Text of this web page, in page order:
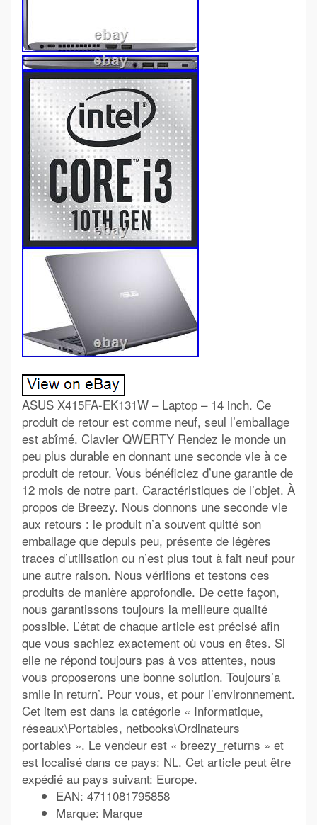
ASUS X415FA-EK131W – Laptop – 14 inch. Ce
produit de retour est comme neuf, seul l’emballage
est abîmé. Clavier QWERTY Rendez le monde un
peu plus durable en donnant une seconde vie à ce
produit de retour. Vous bénéficiez d’une garantie de
12 mois de notre part. Caractéristiques de l’objet. À
propos de Breezy. Nous donnons une seconde vie
aux retours : le produit n’a souvent quitté son
emballage que depuis peu, présente de légères
traces d’utilisation ou n’est plus tout à fait neuf pour
une autre raison. Nous vérifions et testons ces
produits de manière approfondie. De cette façon,
nous garantissons toujours la meilleure qualité
possible. L’état de chaque article est précisé afin
que vous sachiez exactement où vous en êtes. Si
elle ne répond toujours pas à vos attentes, nous
vous proposerons une bonne solution. Toujours’a
smile in return’. Pour vous, et pour l’environnement.
Cet item est dans la catégorie « Informatique,
réseaux\Portables, netbooks\Ordinateurs
portables ». Le vendeur est « breezy_returns » et
est localisé dans ce pays: NL. Cet article peut être
expédié au pays suivant: Europe.
EAN: 4711081795858
Marque: Marque